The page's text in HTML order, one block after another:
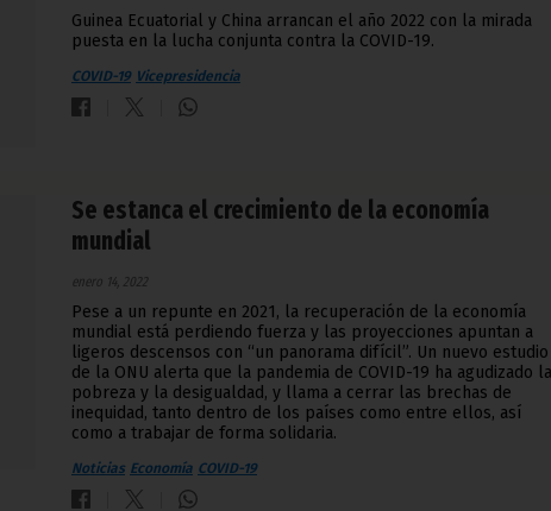
Guinea Ecuatorial y China arrancan el año 2022 con la mirada
puesta en la lucha conjunta contra la COVID-19.
COVID-19 Vicepresidencia
Se estanca el crecimiento de la economía
mundial
enero 14, 2022
Pese a un repunte en 2021, la recuperación de la economía
mundial está perdiendo fuerza y las proyecciones apuntan a
ligeros descensos con “un panorama difícil”. Un nuevo estudio
de la ONU alerta que la pandemia de COVID-19 ha agudizado la
pobreza y la desigualdad, y llama a cerrar las brechas de
inequidad, tanto dentro de los países como entre ellos, así
como a trabajar de forma solidaria.
Noticias Economía COVID-19